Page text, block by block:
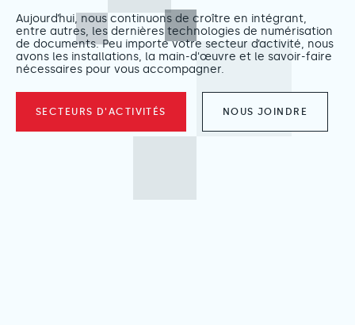
Aujourd’hui, nous continuons de croître en intégrant,
entre autres, les dernières technologies de numérisation
de documents. Peu importe votre secteur d’activité, nous
avons les installations, la main-d'œuvre et le savoir-faire
nécessaires pour vous accompagner.
SECTEURS D'ACTIVITÉS NOUS JOINDRE